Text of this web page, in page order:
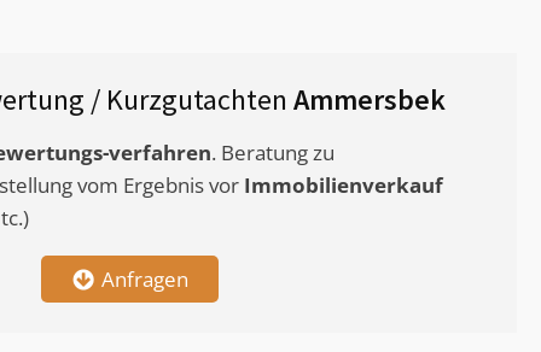
/ Kurzgutachten Ammersbek
verfahren. Beratung zu
vom Ergebnis vor Immobilienverkauf
Anfragen